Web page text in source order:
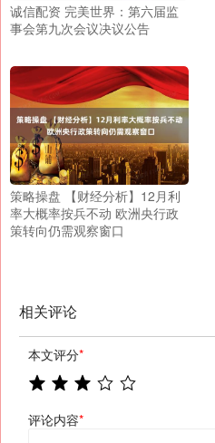
诚信配资 完美世界：第六届监
事会第九次会议决议公告
策略操盘 【财经分析】12月利
率大概率按兵不动 欧洲央行政
策转向仍需观察窗口
相关评论
本文评分*
评论内容*